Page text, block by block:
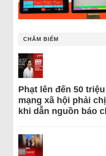
CHÂM BIẾM
Phạt lên đến 50
mạng xã hội phải
khi dẫn nguồn báo